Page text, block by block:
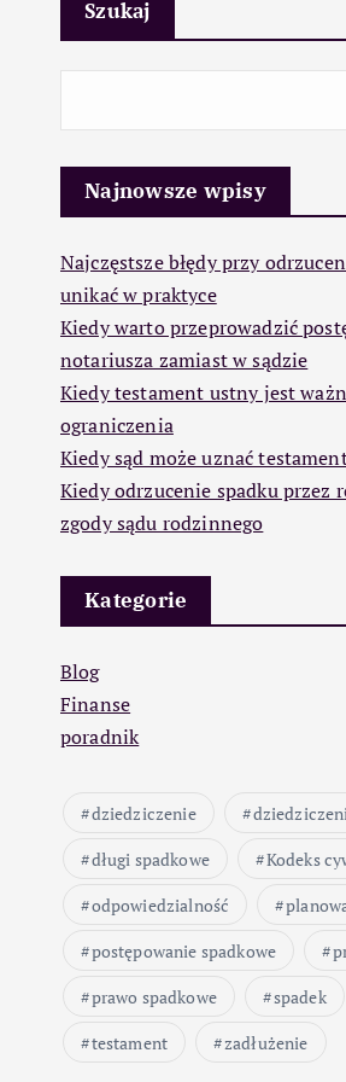
Szukaj
Najnowsze wpisy
Najczęstsze błędy przy
unikać w praktyce
Kiedy warto przeprowadzić
notariusza zamiast w sądzie
Kiedy testament ustny jest
ograniczenia
Kiedy sąd może uznać
Kiedy odrzucenie spadku przez
zgody sądu rodzinnego
Kategorie
Blog
Finanse
poradnik
dziedziczenie
długi spadkowe
Kodeks
odpowiedzialność
postępowanie spadkowe
prawo spadkowe
spadek
testament
zadłużenie